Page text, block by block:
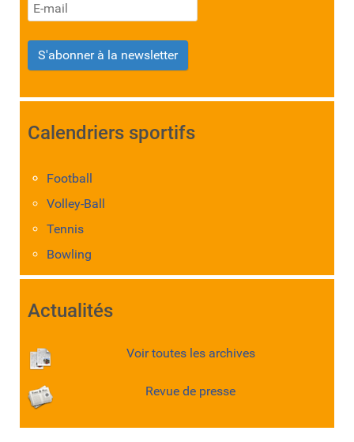
S'abonner à la newsletter
Calendriers sportifs
Football
Volley-Ball
Tennis
Bowling
Actualités
Voir toutes les archives
Revue de presse